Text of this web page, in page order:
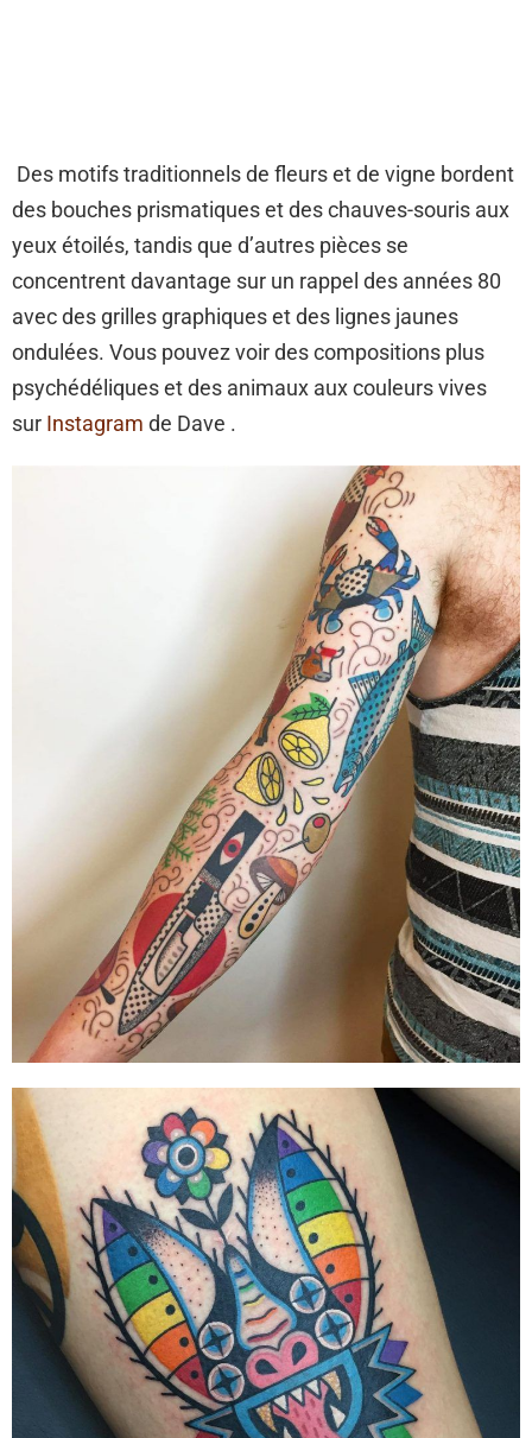
Des motifs traditionnels de fleurs et de vigne bordent
des bouches prismatiques et des chauves-souris aux
yeux étoilés, tandis que d’autres pièces se
concentrent davantage sur un rappel des années 80
avec des grilles graphiques et des lignes jaunes
ondulées. Vous pouvez voir des compositions plus
psychédéliques et des animaux aux couleurs vives
sur Instagram de Dave .